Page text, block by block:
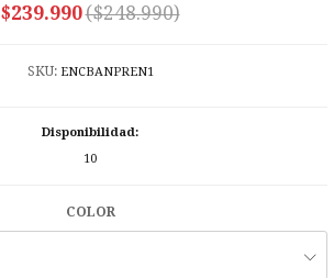
$239.990($248.990)
SKU: ENCBANPREN1
Disponibilidad:
10
COLOR